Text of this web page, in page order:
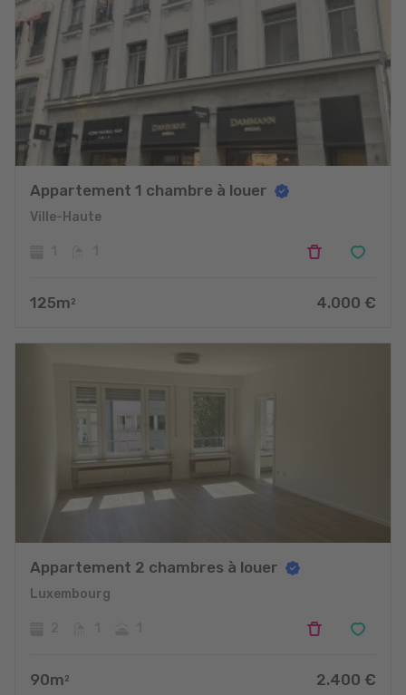
Appartement 1 chambre à louer
Ville-Haute
125m 2 4.000 €
Appartement 2 chambres à louer
Luxembourg
90m 2 2.400 €